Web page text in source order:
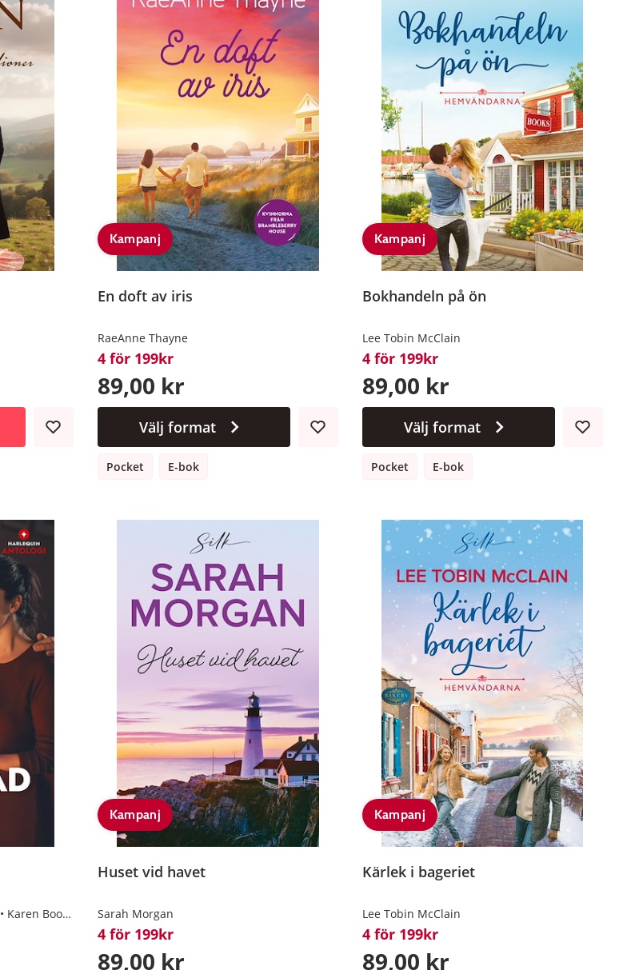
Kampanj
En doft av iris
RaeAnne Thayne
4 för 199kr
89,00 kr
Välj format
Pocket E-bok
Kampanj
Bokhandeln på ön
Lee Tobin McClain
4 för 199kr
89,00 kr
Välj format
Pocket E-bok
Karen Booth Dani Collins
Kampanj
Huset vid havet
Sarah Morgan
4 för 199kr
89,00 kr
Kampanj
Kärlek i bageriet
Lee Tobin McClain
4 för 199kr
89,00 kr